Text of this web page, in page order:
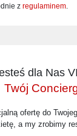
z regulaminem.
dla Nas
Twój
ofertę do
a my zrobimy